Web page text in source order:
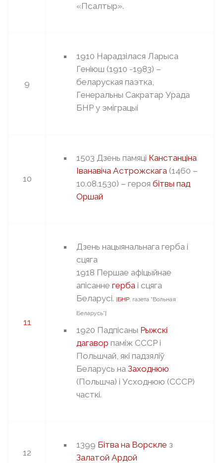
«Псалтыр».
9
1910 Нарадзілася Ларыса
Геніюш (1910 -1983) –
беларуская паэтка,
Генеральны Сакратар Урада
БНР у эміграцыі
10
1503 Дзень памяці Канстанціна
Іванавіча Астрожскага (1460 –
10.08.1530) – героябітвы пад
Оршай
11
Дзень нацыянальнага герба і
сцяга
1918 Першае афіцыйнае
апісаннегерба і сцяга
Беларусі. [БНР , газета “Вольная
Беларусь”]
1920 Падпісаны Рыжскі
дагавор паміж СССР і
Польшчай, які падзяліў
Беларусь на Заходнюю
(Польшча) і Усходнюю (СССР)
часткі.
12
1399 Бітва на Ворскле з
Залатой Ардой